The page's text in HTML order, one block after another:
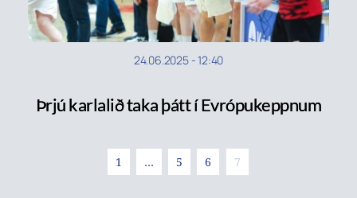
24.06.2025-12:40
Þrjú karlalið taka þátt í Evrópukeppnum
1 … 5 6 7